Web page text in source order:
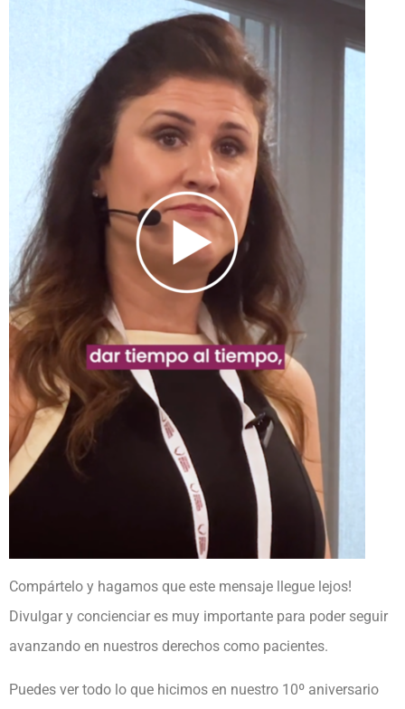
Compártelo y hagamos que este mensaje llegue lejos!
Divulgar y concienciar es muy importante para poder seguir
avanzando en nuestros derechos como pacientes.
Puedes ver todo lo que hicimos en nuestro 10º aniversario